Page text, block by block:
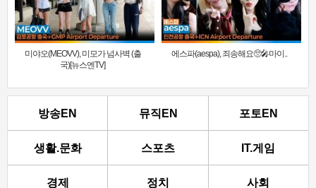
미야오(MEOVV), 미모가 넘사벽 (출
국)[뉴스엔TV]
에스파(aespa), 죄송해요🥺🎤마이..
방송EN 뮤직EN 포토EN
생활.문화 스포츠 IT.게임
경제 정치 사회